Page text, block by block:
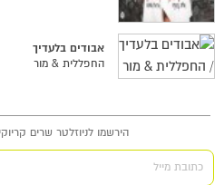
אבודים בלעדיך
החפללית & מור
הירשמו לניוזלטר שרים
כתובת מייל